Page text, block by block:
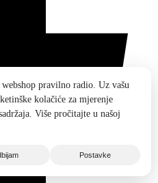
pravilno radio. Uz vašu
kolačiće za mjerenje
Više pročitajte u našoj
Postavke